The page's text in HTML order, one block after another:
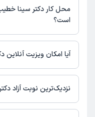
محل کار دکتر سینا
است؟
اطلاعاتی درباره محل فعالیت
نیست.
آیا امکان ویزیت
در حال حاضر اطلاعاتی درباره
دسترس نیست. برای دریافت
نزدیک‌ترین نوبت آزاد
زمان نوبت‌دهی و پذیرش